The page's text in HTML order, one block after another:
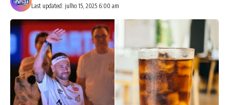
Last updated: julho 15, 2025 6:00 am